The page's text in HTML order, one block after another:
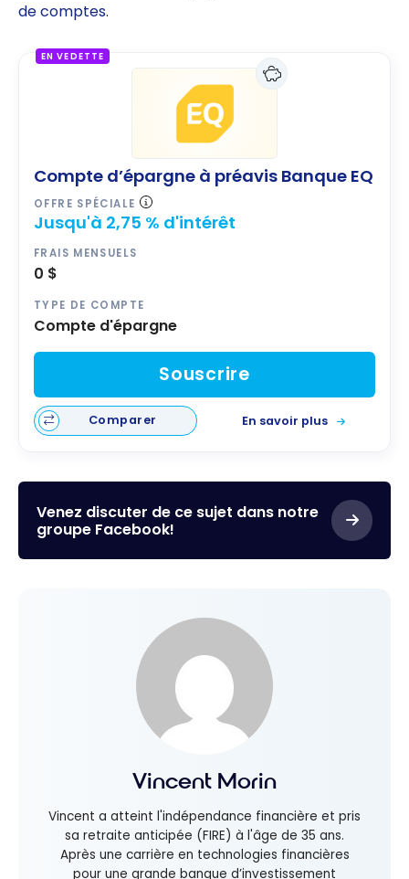
de comptes.
EN VEDETTE
Compte d’épargne à préavis Banque EQ
OFFRE SPÉCIALE
Jusqu'à 2,75 % d'intérêt
FRAIS MENSUELS
0 $
TYPE DE COMPTE
Compte d'épargne
Souscrire
Comparer En savoir plus
Venez discuter de ce sujet dans notre
groupe Facebook!
Vincent Morin
Vincent a atteint l'indépendance financière et pris
sa retraite anticipée (FIRE) à l'âge de 35 ans.
Après une carrière en technologies financières
pour une grande banque d’investissement